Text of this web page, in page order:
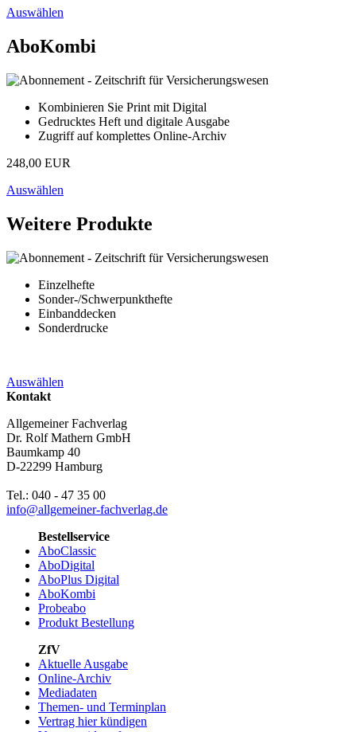
Auswählen
AboKombi
Kombinieren Sie Print mit Digital
Gedrucktes Heft und digitale Ausgabe
Zugriff auf komplettes Online-Archiv
248,00 EUR
Auswählen
Weitere Produkte
Einzelhefte
Sonder-/Schwerpunkthefte
Einbanddecken
Sonderdrucke
Auswählen
Kontakt
Allgemeiner Fachverlag
Dr. Rolf Mathern GmbH
Baumkamp 40
D-22299 Hamburg
Tel.: 040 - 47 35 00
info@allgemeiner-fachverlag.de
Bestellservice
AboClassic
AboDigital
AboPlus Digital
AboKombi
Probeabo
Produkt Bestellung
ZfV
Aktuelle Ausgabe
Online-Archiv
Mediadaten
Themen- und Terminplan
Vertrag hier kündigen